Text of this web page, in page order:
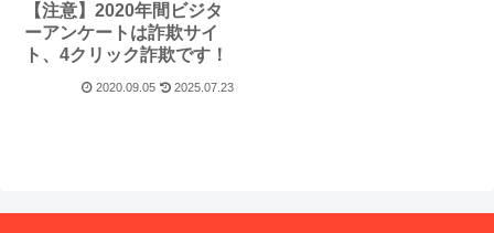
【注意】2020年間ビジタ
ーアンケートは詐欺サイ
ト、4クリック詐欺です！
2020.09.05 2025.07.23